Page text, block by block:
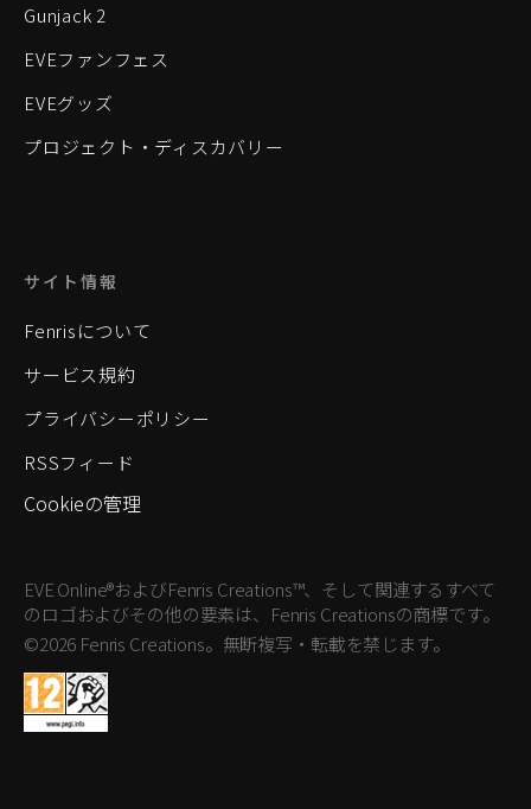
Gunjack 2
EVEファンフェス
EVEグッズ
プロジェクト・ディスカバリー
サイト情報
Fenrisについて
サービス規約
プライバシーポリシー
RSSフィード
Cookieの管理
EVE Online®およびFenris Creations™、そして関連するすべて
のロゴおよびその他の要素は、Fenris Creationsの商標です。
©2026 Fenris Creations。無断複写・転載を禁じます。